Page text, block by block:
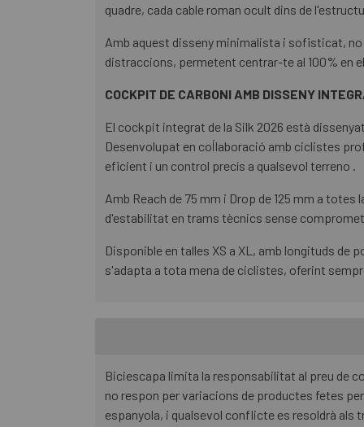
quadre, cada cable roman ocult dins de
Amb aquest disseny minimalista i sofisticat,
distraccions, permetent centrar-te al 100% en
COCKPIT DE CARBONI AMB DISSENY
El cockpit integrat de la Silk 2026 està
Desenvolupat en col·laboració amb ciclistes
eficient i un control precís a qualsevol terreno .
Amb Reach de 75 mm i Drop de 125 mm a
d'estabilitat en trams tècnics sense
Disponible en talles XS a XL, amb longituds de
s'adapta a tota mena de ciclistes, oferint
Biciescapa limita la responsabilitat al preu de
no respon per variacions de productes fetes
espanyola, i qualsevol conflicte es resoldrà als